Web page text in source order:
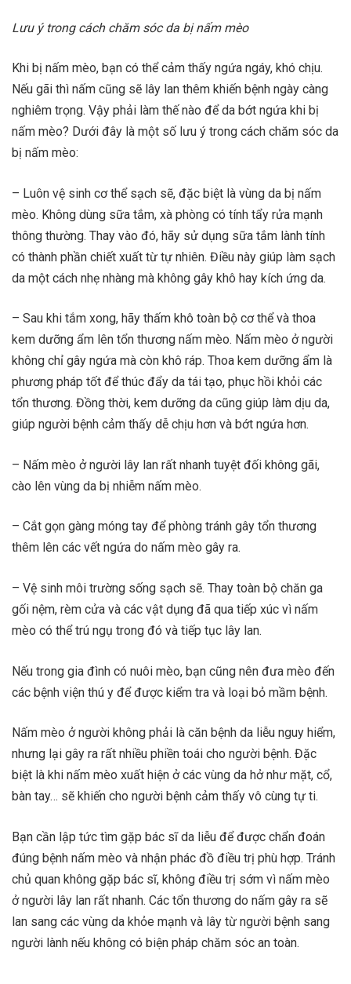
Lưu ý trong cách chăm sóc da bị nấm mèo
Khi bị nấm mèo, bạn có thể cảm thấy ngứa ngáy, khó chịu.
Nếu gãi thì nấm cũng sẽ lây lan thêm khiến bệnh ngày càng
nghiêm trọng. Vậy phải làm thế nào để da bớt ngứa khi bị
nấm mèo? Dưới đây là một số lưu ý trong cách chăm sóc da
bị nấm mèo:
– Luôn vệ sinh cơ thể sạch sẽ, đặc biệt là vùng da bị nấm
mèo. Không dùng sữa tắm, xà phòng có tính tẩy rửa mạnh
thông thường. Thay vào đó, hãy sử dụng sữa tắm lành tính
có thành phần chiết xuất từ tự nhiên. Điều này giúp làm sạch
da một cách nhẹ nhàng mà không gây khô hay kích ứng da.
– Sau khi tắm xong, hãy thấm khô toàn bộ cơ thể và thoa
kem dưỡng ẩm lên tổn thương nấm mèo. Nấm mèo ở người
không chỉ gây ngứa mà còn khô ráp. Thoa kem dưỡng ẩm là
phương pháp tốt để thúc đẩy da tái tạo, phục hồi khỏi các
tổn thương. Đồng thời, kem dưỡng da cũng giúp làm dịu da,
giúp người bệnh cảm thấy dễ chịu hơn và bớt ngứa hơn.
– Nấm mèo ở người lây lan rất nhanh tuyệt đối không gãi,
cào lên vùng da bị nhiễm nấm mèo.
– Cắt gọn gàng móng tay để phòng tránh gây tổn thương
thêm lên các vết ngứa do nấm mèo gây ra.
– Vệ sinh môi trường sống sạch sẽ. Thay toàn bộ chăn ga
gối nệm, rèm cửa và các vật dụng đã qua tiếp xúc vì nấm
mèo có thể trú ngụ trong đó và tiếp tục lây lan.
Nếu trong gia đình có nuôi mèo, bạn cũng nên đưa mèo đến
các bệnh viện thú y để được kiểm tra và loại bỏ mầm bệnh.
Nấm mèo ở người không phải là căn bệnh da liễu nguy hiểm,
nhưng lại gây ra rất nhiều phiền toái cho người bệnh. Đặc
biệt là khi nấm mèo xuất hiện ở các vùng da hở như mặt, cổ,
bàn tay… sẽ khiến cho người bệnh cảm thấy vô cùng tự ti.
Bạn cần lập tức tìm gặp bác sĩ da liễu để được chẩn đoán
đúng bệnh nấm mèo và nhận phác đồ điều trị phù hợp. Tránh
chủ quan không gặp bác sĩ, không điều trị sớm vì nấm mèo
ở người lây lan rất nhanh. Các tổn thương do nấm gây ra sẽ
lan sang các vùng da khỏe mạnh và lây từ người bệnh sang
người lành nếu không có biện pháp chăm sóc an toàn.